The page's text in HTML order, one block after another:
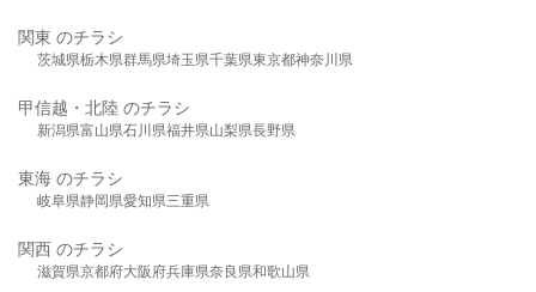
関東 のチラシ
茨城県栃木県群馬県埼玉県千葉県東京都神奈川県
甲信越・北陸 のチラシ
新潟県富山県石川県福井県山梨県長野県
東海 のチラシ
岐阜県静岡県愛知県三重県
関西 のチラシ
滋賀県京都府大阪府兵庫県奈良県和歌山県